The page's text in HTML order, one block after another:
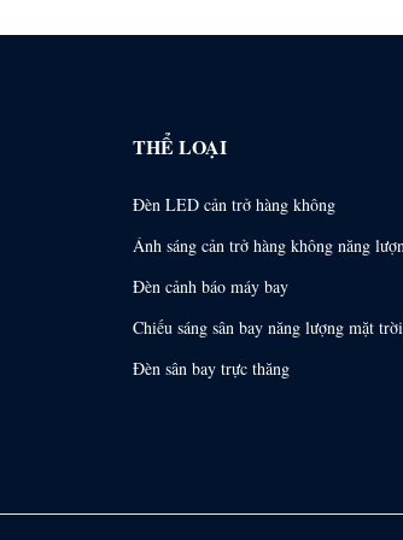
THỂ LOẠI
Đèn LED cản trở hàng không
Ánh sáng cản trở hàng không năng
Đèn cảnh báo máy bay
Chiếu sáng sân bay năng lượng mặt trời
Đèn sân bay trực thăng